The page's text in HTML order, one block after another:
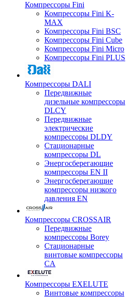
Компрессоры Fini
Компрессоры Fini K-
MAX
Компрессоры Fini BSC
Компрессоры Fini Cube
Компрессоры Fini Micro
Компрессоры Fini PLUS
Компрессоры DALI
Передвижные
дизельные компрессоры
DLCY
Передвижные
электрические
компрессоры DLDY
Стационарные
компрессоры DL
Энергосберегающие
компрессоры EN II
Энергосберегающие
компрессоры низкого
давления EN
Компрессоры CROSSAIR
Передвижные
компрессоры Borey
Стационарные
винтовые компрессоры
CA
Компрессоры EXELUTE
Винтовые компрессоры